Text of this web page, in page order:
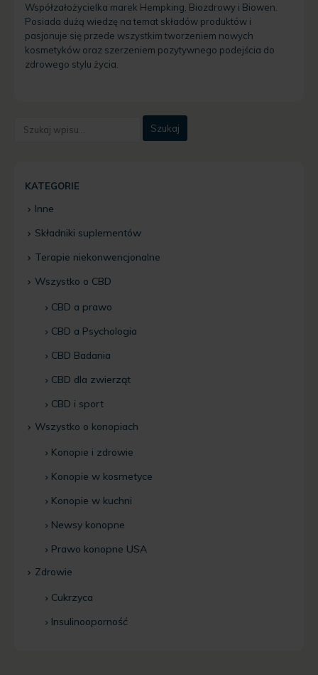
Współzałożycielka marek Hempking, Biozdrowy i Biowen.
Posiada dużą wiedzę na temat składów produktów i
pasjonuje się przede wszystkim tworzeniem nowych
kosmetyków oraz szerzeniem pozytywnego podejścia do
zdrowego stylu życia.
KATEGORIE
Inne
Składniki suplementów
Terapie niekonwencjonalne
Wszystko o CBD
CBD a prawo
CBD a Psychologia
CBD Badania
CBD dla zwierząt
CBD i sport
Wszystko o konopiach
Konopie i zdrowie
Konopie w kosmetyce
Konopie w kuchni
Newsy konopne
Prawo konopne USA
Zdrowie
Cukrzyca
Insulinooporność